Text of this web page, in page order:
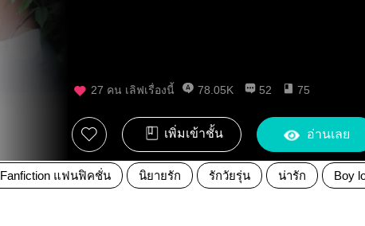
27 คน เลิฟเรื่องนี้ 78.05K 52 75
เพิ่มเข้าชั้น อ่านเลย
Fanfiction แฟนฟิคชั่น นิยายรัก รักวัยรุ่น น่ารัก Boy